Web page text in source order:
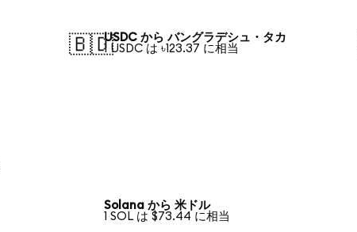
🇧🇩USDC から バングラデシュ・タカ
1 USDC は ৳123.37 に相当
Solana から 米ドル
1 SOL は $73.44 に相当